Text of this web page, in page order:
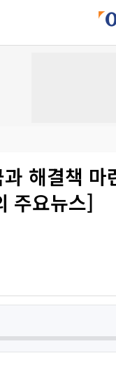
해결책
주요뉴스]